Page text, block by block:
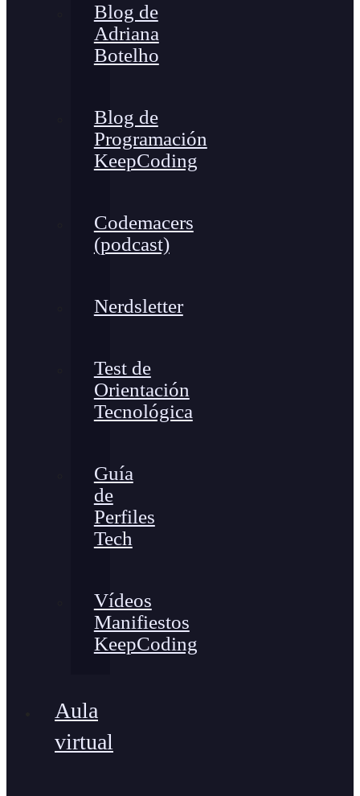
Blog de
Adriana
Botelho
Blog de
Programación
KeepCoding
Codemacers
(podcast)
Nerdsletter
Test de
Orientación
Tecnológica
Guía
de
Perfiles
Tech
Vídeos
Manifiestos
KeepCoding
Aula
virtual